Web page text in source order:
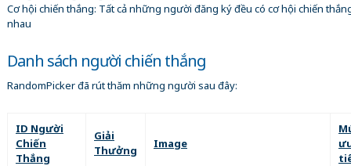
Cơ hội chiến thắng: Tất cả những người đăng ký đều có cơ hội chiến
nhau
Danh sách người chiến thắng
RandomPicker đã rút thăm những người sau đây:
ID Người
Chiến
Thắng
Giải
Thưởng
Image